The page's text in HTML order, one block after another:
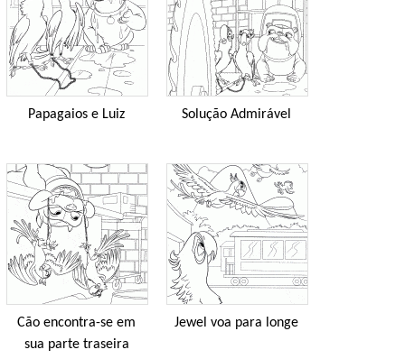
Papagaios e Luiz Solução Admirável
Cão encontra-se em
sua parte traseira
Jewel voa para longe